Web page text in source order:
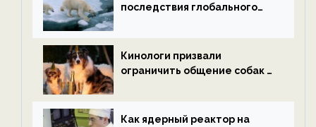
последствия глобального
ECOportal
Кинологи призвали
ограничить общение собак с
ECOportal
Как ядерный реактор на